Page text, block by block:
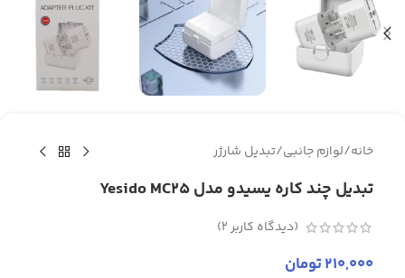
خانه/لوازم جانبی/تبدیل شارژر
تبدیل چند کاره یسیدو مدل Yesido MC25
(دیدگاه کاربر2
)
210,000تومان